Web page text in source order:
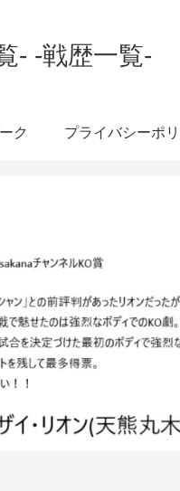
- -戦歴一覧-
ク プライバシーポ